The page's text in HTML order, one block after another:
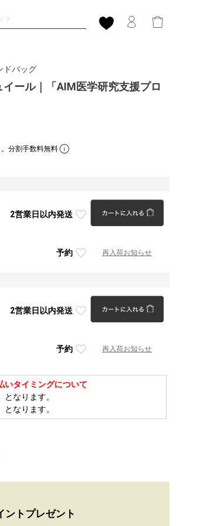
ドバッグ
ール｜「AIM医学研究支援プロ
分割手数料無料
2営業日以内発送
予約 再入荷お知らせ
2営業日以内発送
予約 再入荷お知らせ
いタイミングについて
なります。
なります。
ントプレゼント